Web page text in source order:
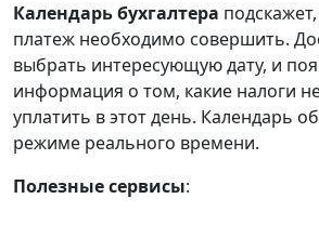
Календарьбухгалтера
платеж необходимо совершить.
выбрать интересующую дату, и
информация о том, какие налоги
уплатить в этот день. Календарь
режиме реального времени.
Полезные сервисы: